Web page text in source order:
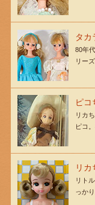
タカ
80年
リー
ピコ
リカ
ピコ
リ
リト
っか